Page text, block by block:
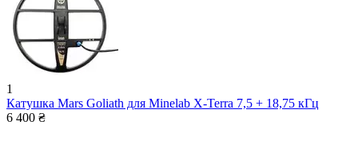
1
Катушка Mars Goliath для Minelab X-Terra 7,5 + 18,75 кГц
6 400 ₴